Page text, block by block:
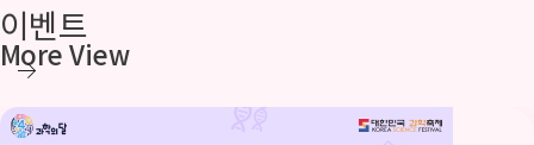
이벤트
More View